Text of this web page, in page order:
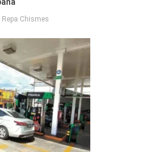
Repa Chismes